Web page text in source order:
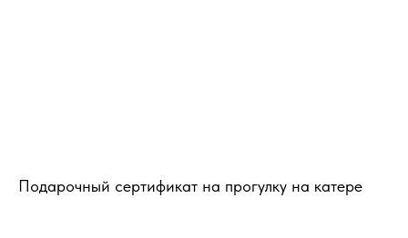
Подарочный сертификат на прогулку на катере